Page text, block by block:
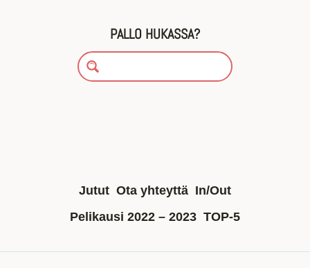
PALLO HUKASSA?
Jutut Ota yhteyttä In/Out
Pelikausi 2022 – 2023 TOP-5